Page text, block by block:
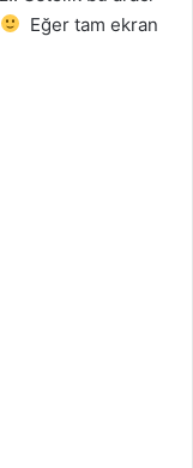
Eğer tam ekran